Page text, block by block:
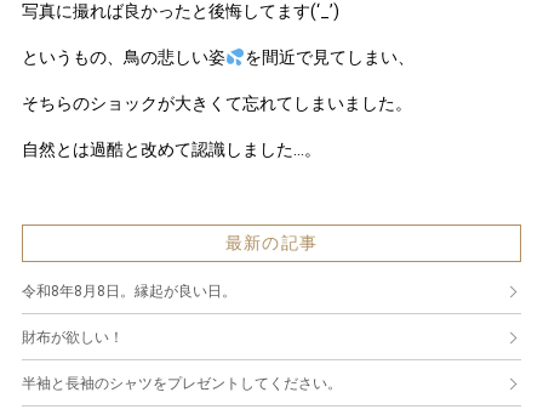
写真に撮れば良かったと後悔してます(‘_’)
というもの、鳥の悲しい姿 を間近で見てしまい、
そちらのショックが大きくて忘れてしまいました。
自然とは過酷と改めて認識しました…。
最新の記事
令和8年8月8日。縁起が良い日。
財布が欲しい！
半袖と長袖のシャツをプレゼントしてください。